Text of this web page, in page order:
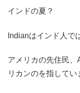
インドの夏？
Indianはインド人で
アメリカの先住民、
リカンのを指してい